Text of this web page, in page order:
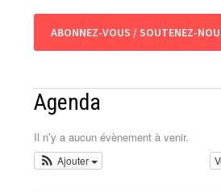
ABONNEZ-VOUS / SOUTENEZ-
Agenda
Il n’y a aucun évènement à venir.
Ajouter